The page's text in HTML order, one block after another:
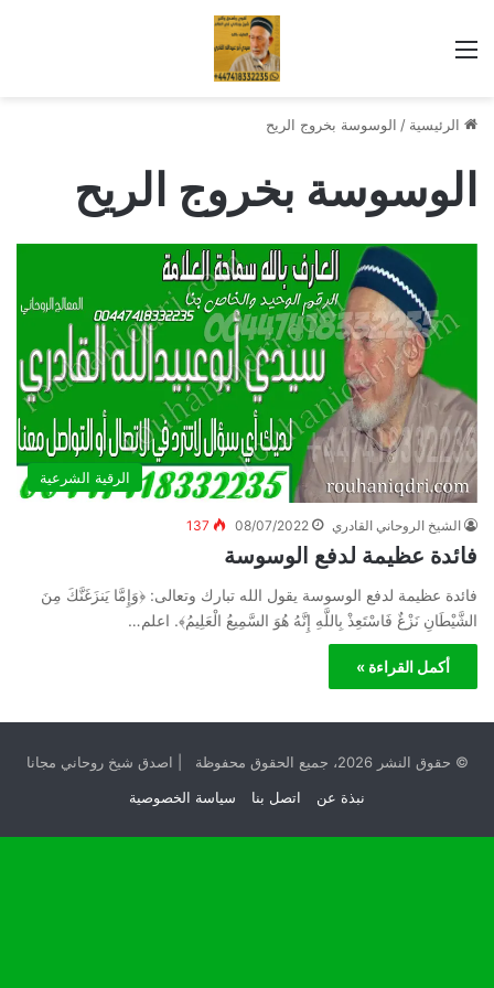
القائمة
الرئيسية / الوسوسة بخروج الريح
الوسوسة بخروج الريح
الرقية الشرعية
الشيخ الروحاني القادري 08/07/2022
137
فائدة عظيمة لدفع الوسوسة
فائدة عظيمة لدفع الوسوسة يقول الله تبارك وتعالى: ﴿وَإِمَّا يَنزَغَنَّكَ مِنَ
الشَّيْطَانِ نَزْغٌ فَاسْتَعِذْ بِاللَّهِ إِنَّهُ هُوَ السَّمِيعُ الْعَلِيمُ﴾. اعلم…
أكمل القراءة »
© حقوق النشر 2026، جميع الحقوق محفوظة | اصدق شيخ روحاني مجانا
نبذة عن
اتصل بنا سياسة الخصوصية